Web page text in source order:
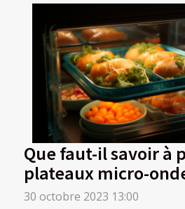
Que faut-il savoir à
plateaux micro-
30 octobre 2023 13:00